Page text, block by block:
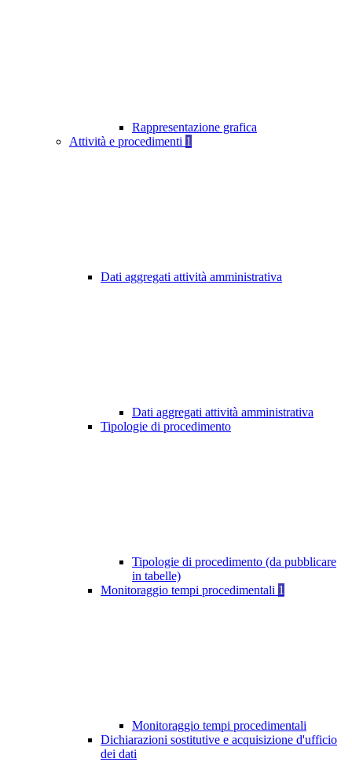
Rappresentazione grafica
Attività e procedimenti 1
Dati aggregati attività amministrativa
Dati aggregati attività amministrativa
Tipologie di procedimento
Tipologie di procedimento (da pubblicare
in tabelle)
Monitoraggio tempi procedimentali 1
Monitoraggio tempi procedimentali
Dichiarazioni sostitutive e acquisizione d'ufficio
dei dati